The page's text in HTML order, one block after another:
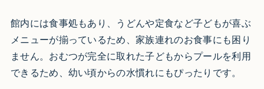
館内には食事処もあり、うどんや定食など子どもが喜ぶ
メニューが揃っているため、家族連れのお食事にも困り
ません。おむつが完全に取れた子どもからプールを利用
できるため、幼い頃からの水慣れにもぴったりです。